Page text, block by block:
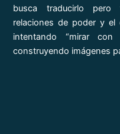
busca traducirlo pero
relaciones de poder y el
intentando “mirar
construyendo imágenes